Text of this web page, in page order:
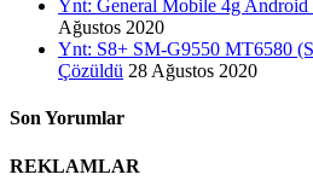
Ynt: General Mobile 4g
Ağustos 2020
Ynt: S8+ SM-G9550 MT6580
Çözüldü 28 Ağustos 2020
Son Yorumlar
REKLAMLAR